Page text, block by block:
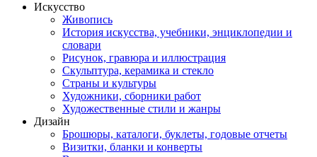
Искусство
Живопись
История искусства, учебники, энциклопедии и
словари
Рисунок, гравюра и иллюстрация
Скульптура, керамика и стекло
Страны и культуры
Художники, сборники работ
Художественные стили и жанры
Дизайн
Брошюры, каталоги, буклеты, годовые отчеты
Визитки, бланки и конверты